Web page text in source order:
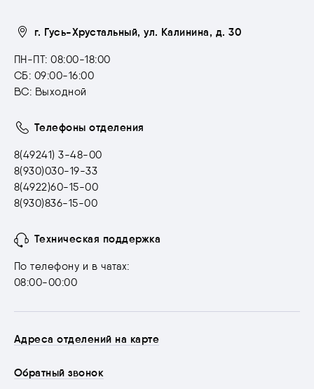
г. Гусь-Хрустальный, ул. Калинина, д. 30
ПН-ПТ: 08:00-18:00
СБ: 09:00-16:00
ВС: Выходной
Телефоны отделения
8(49241) 3-48-00
8(930)030-19-33
8(4922)60-15-00
8(930)836-15-00
Техническая поддержка
По телефону и в чатах:
08:00-00:00
Адреса отделений на карте
Обратный звонок